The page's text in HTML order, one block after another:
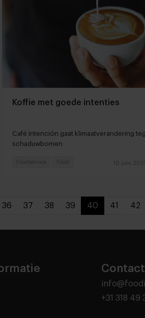
Koffie met goede intenties
Café Intención gaat klimaatverandering
schaduwbomen
10 juni
Foodservice Food
36 37 38 39 40 41 42
Contact
+31 318 49